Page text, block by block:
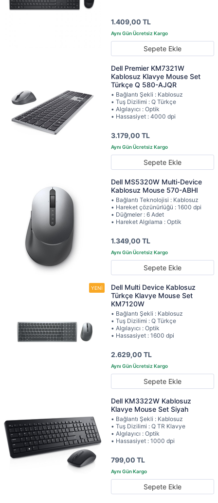
1.409,00 TL
Sepete Ekle
Dell Premier KM7321W
Kablosuz Klavye Mouse Set
Türkçe Q 580-AJQR
• Bağlantı Şekli : Kablosuz
• Tuş Dizilimi : Q Türkçe
• Algılayıcı : Optik
• Hassasiyet : 4000 dpi
3.179,00 TL
Sepete Ekle
Dell MS5320W Multi-Device
Kablosuz Mouse 570-ABHI
• Bağlantı Teknolojisi : Kablosuz
• Hareket çözünürlüğü : 1600 dpi
• Düğmeler : 6 Adet
• Hareket Algılama : Optik
1.349,00 TL
Sepete Ekle
Dell Multi Device Kablosuz
Türkçe Klavye Mouse Set
KM7120W
• Bağlantı Şekli : Kablosuz
• Tuş Dizilimi : Q Türkçe
• Algılayıcı : Optik
• Hassasiyet : 1600 dpi
2.629,00 TL
Sepete Ekle
Dell KM3322W Kablosuz
Klavye Mouse Set Siyah
• Bağlantı Şekli : Kablosuz
• Tuş Dizilimi : Q TR Klavye
• Algılayıcı : Optik
• Hassasiyet : 1000 dpi
799,00 TL
Sepete Ekle